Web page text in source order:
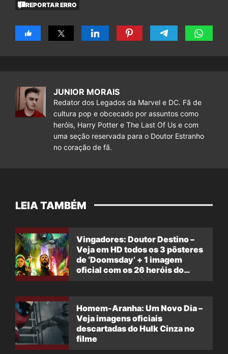
REPORTAR ERRO
JUNIOR MORAIS
Redator dos Legados da Marvel e DC. Fã de
cultura pop e obcecado por assuntos como
heróis, Harry Potter e The Last Of Us e com
uma seção reservada para o Doutor Estranho
no coração de fã.
LEIA TAMBÉM
Vingadores: Doutor Destino –
Veja em HD todos os 3 pôsteres
de ‘Doomsday’ + 1 imagem
oficial com os 26 heróis do
Homem-Aranha: Um Novo Dia –
Veja imagens oficiais
descartadas do Hulk Cinza no
filme